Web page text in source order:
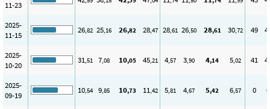
11-23
2025-
11-15
26,82 25,16 26,82 28,47 28,61 26,50 28,61 30,72 49
2025-
10-20
31,51 7,08 10,05 45,21 4,57 3,90 4,14 5,02 41
2025-
09-19
10,54 9,85 10,73 11,42 5,81 4,67 5,42 6,57 0 0